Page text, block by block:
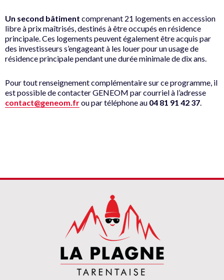
Un second bâtiment comprenant 21 logements en accession
libre à prix maîtrisés, destinés à être occupés en résidence
principale. Ces logements peuvent également être acquis par
des investisseurs s’engageant à les louer pour un usage de
résidence principale pendant une durée minimale de dix ans.
Pour tout renseignement complémentaire sur ce programme, il
est possible de contacter GENEOM par courriel à l’adresse
contact@geneom.frou par téléphone au 04 81 91 42 37.